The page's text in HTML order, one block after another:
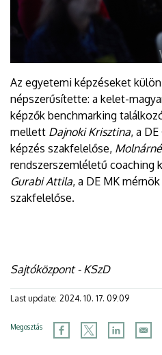
Az egyetemi képzéseket
népszerűsítette: a kelet-
képzők benchmarking
mellett Dajnoki Krisztina, a
képzés szakfelelőse,
rendszerszemléletű coaching
Gurabi Attila, a DE MK
szakfelelőse.
Sajtóközpont - KSzD
Last update: 2024. 10. 17. 09:09
Megosztás